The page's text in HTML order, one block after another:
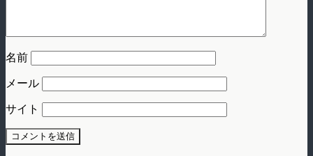
名前
メール
サイト